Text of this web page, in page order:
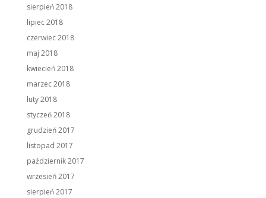
sierpień 2018
lipiec 2018
czerwiec 2018
maj 2018
kwiecień 2018
marzec 2018
luty 2018
styczeń 2018
grudzień 2017
listopad 2017
październik 2017
wrzesień 2017
sierpień 2017